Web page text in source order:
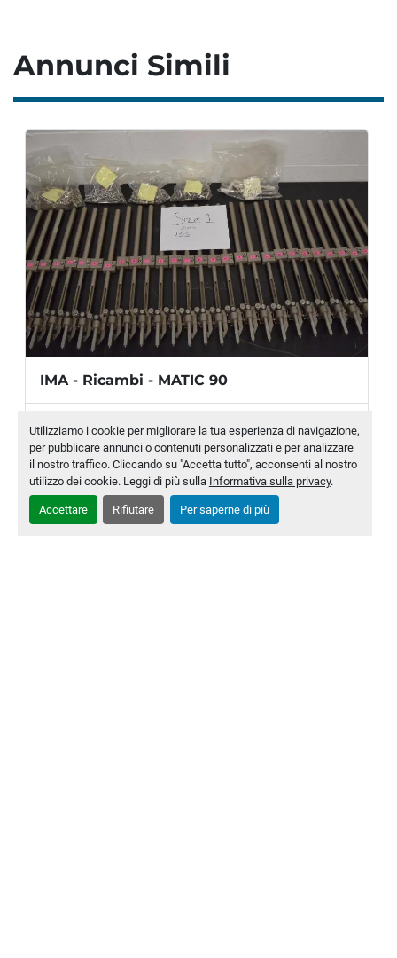
Utilizziamo i cookie per migliorare la tua esperienza di navigazione,
per pubblicare annunci o contenuti personalizzati e per analizzare
il nostro traffico. Cliccando su "Accetta tutto", acconsenti al nostro
utilizzo dei cookie. Leggi di più sulla Informativa sulla privacy.
Accettare Rifiutare Per saperne di più
(con etichette identificative per ogni parte)
Dimensioni: 162,56 x 30,48 x 10,16 cm
Peso: 23,58 kg
Annunci Simili
IMA - Ricambi - MATIC 90
Modello MATIC 90
Numero di magazzino MLTC-0030-WH